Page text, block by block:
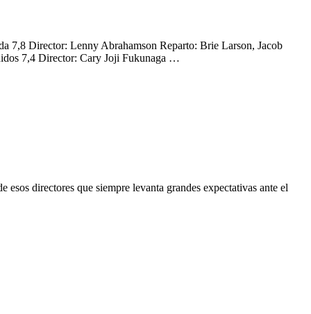
7,8 Director: Lenny Abrahamson Reparto: Brie Larson, Jacob
7,4 Director: Cary Joji Fukunaga …
directores que siempre levanta grandes expectativas ante el